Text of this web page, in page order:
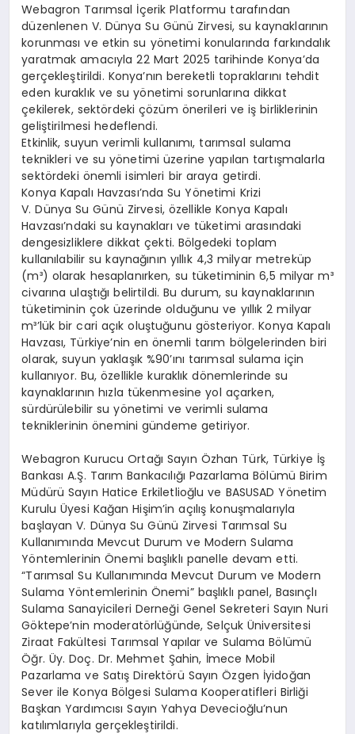
Webagron Tarımsal İçerik Platformu tarafından
düzenlenen V. Dünya Su Günü Zirvesi, su kaynaklarının
korunması ve etkin su yönetimi konularında farkındalık
yaratmak amacıyla 22 Mart 2025 tarihinde Konya’da
gerçekleştirildi. Konya’nın bereketli topraklarını tehdit
eden kuraklık ve su yönetimi sorunlarına dikkat
çekilerek, sektördeki çözüm önerileri ve iş birliklerinin
geliştirilmesi hedeflendi.
Etkinlik, suyun verimli kullanımı, tarımsal sulama
teknikleri ve su yönetimi üzerine yapılan tartışmalarla
sektördeki önemli isimleri bir araya getirdi.
Konya Kapalı Havzası’nda Su Yönetimi Krizi
V. Dünya Su Günü Zirvesi, özellikle Konya Kapalı
Havzası’ndaki su kaynakları ve tüketimi arasındaki
dengesizliklere dikkat çekti. Bölgedeki toplam
kullanılabilir su kaynağının yıllık 4,3 milyar metreküp
(m³) olarak hesaplanırken, su tüketiminin 6,5 milyar m³
civarına ulaştığı belirtildi. Bu durum, su kaynaklarının
tüketiminin çok üzerinde olduğunu ve yıllık 2 milyar
m³’lük bir cari açık oluştuğunu gösteriyor. Konya Kapalı
Havzası, Türkiye’nin en önemli tarım bölgelerinden biri
olarak, suyun yaklaşık %90’ını tarımsal sulama için
kullanıyor. Bu, özellikle kuraklık dönemlerinde su
kaynaklarının hızla tükenmesine yol açarken,
sürdürülebilir su yönetimi ve verimli sulama
tekniklerinin önemini gündeme getiriyor.
Webagron Kurucu Ortağı Sayın Özhan Türk, Türkiye İş
Bankası A.Ş. Tarım Bankacılığı Pazarlama Bölümü Birim
Müdürü Sayın Hatice Erkiletlioğlu ve BASUSAD Yönetim
Kurulu Üyesi Kağan Hişim’in açılış konuşmalarıyla
başlayan V. Dünya Su Günü Zirvesi Tarımsal Su
Kullanımında Mevcut Durum ve Modern Sulama
Yöntemlerinin Önemi başlıklı panelle devam etti.
“Tarımsal Su Kullanımında Mevcut Durum ve Modern
Sulama Yöntemlerinin Önemi” başlıklı panel, Basınçlı
Sulama Sanayicileri Derneği Genel Sekreteri Sayın Nuri
Göktepe’nin moderatörlüğünde, Selçuk Üniversitesi
Ziraat Fakültesi Tarımsal Yapılar ve Sulama Bölümü
Öğr. Üy. Doç. Dr. Mehmet Şahin, İmece Mobil
Pazarlama ve Satış Direktörü Sayın Özgen İyidoğan
Sever ile Konya Bölgesi Sulama Kooperatifleri Birliği
Başkan Yardımcısı Sayın Yahya Devecioğlu’nun
katılımlarıyla gerçekleştirildi.